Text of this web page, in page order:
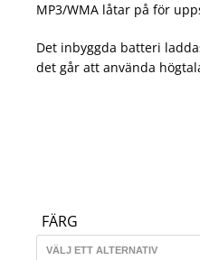
MP3/WMA låtar på för
Det inbyggda batteri
det går att använda
FÄRG